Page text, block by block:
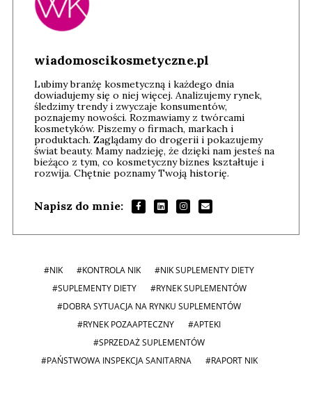
wiadomoscikosmetyczne.pl
Lubimy branżę kosmetyczną i każdego dnia
dowiadujemy się o niej więcej. Analizujemy rynek,
śledzimy trendy i zwyczaje konsumentów,
poznajemy nowości. Rozmawiamy z twórcami
kosmetyków. Piszemy o firmach, markach i
produktach. Zaglądamy do drogerii i pokazujemy
świat beauty. Mamy nadzieję, że dzięki nam jesteś na
bieżąco z tym, co kosmetyczny biznes kształtuje i
rozwija. Chętnie poznamy Twoją historię.
Napisz do mnie:
#NIK #KONTROLA NIK
#NIK SUPLEMENTY DIETY
#SUPLEMENTY DIETY
#RYNEK SUPLEMENTÓW
#DOBRA SYTUACJA NA RYNKU SUPLEMENTÓW
#RYNEK POZAAPTECZNY
#APTEKI
#SPRZEDAŻ SUPLEMENTÓW
#PAŃSTWOWA INSPEKCJA SANITARNA
#RAPORT NIK